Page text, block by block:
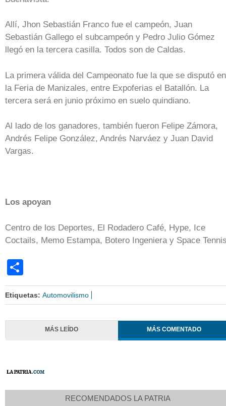
Allí, Jhon Sebastián Franco fue el campeón, Juan
Sebastián Gallego el subcampeón y Pedro Julio Gómez
llegó en la tercera casilla. Todos son de Caldas.
La primera válida del Campeonato fue la que se disputó en
la Feria de Manizales, entre Expoferias el Batallón. La
tercera será en junio próximo en suelo quindiano.
Al lado de los ganadores, también fueron Felipe Zámora,
Andrés Felipe González, Andrés Narváez y Juan David
Vargas.
Los apoyan
Centro de los Deportes, El Rodadero Café, Hype, Ice
Coctails, Memo Estampa, Botero Ingeniera y Space
Etiquetas: Automovilismo
MÁS LEÍDO MÁS COMENTADO
RECOMENDADOS LA PATRIA